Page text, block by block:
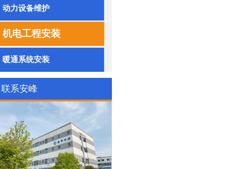
动力设备维护
机电工程安装
暖通系统安装
联系安峰